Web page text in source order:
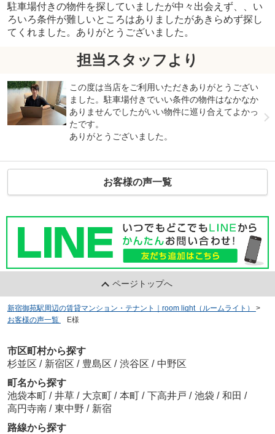
駐車場付きの物件を探していましたが中々出会えず、、い
ろいろ条件が難しいところはありましたがあきらめず探し
てくれました。ありがとうございました。
担当スタッフより
この度は当店をご利用いただきありがとうござい
ました。駐車場付きでいい条件の物件はなかなか
ありませんでしたがいい物件に巡り合えてよかっ
たです。
ありがとうございました。
お客様の声一覧
ページトップへ
新宿御苑駅周辺の賃貸マンション・テナント｜room light（ルームライト）
>
お客様の声一覧
E様
市区町村から探す
杉並区 / 新宿区 / 豊島区 / 渋谷区 / 中野区
町名から探す
池袋本町 / 井草 / 大京町 / 本町 / 下高井戸 / 池袋 / 和田 /
高円寺南 / 東中野 / 新宿
路線から探す